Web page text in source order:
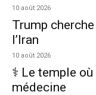
10 août 2026
Trump
l’Iran
10 août 2026
⚕️ Le temple
médecine